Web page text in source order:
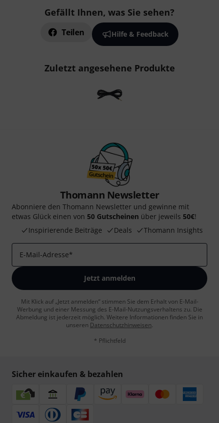
Gefällt Ihnen, was Sie sehen?
Teilen Hilfe & Feedback
Zuletzt angesehene Produkte
Thomann Newsletter
Abonniere den Thomann Newsletter und gewinne mit
etwas Glück einen von 50 Gutscheinen über jeweils 50€!
Inspirierende Beiträge
Deals Thomann Insights
E-Mail-Adresse*
Jetzt anmelden
Mit Klick auf „Jetzt anmelden“ stimmen Sie dem Erhalt von E-Mail-
Werbung und einer Messung des E-Mail-Nutzungsverhaltens zu. Die
Abmeldung ist jederzeit möglich. Weitere Informationen finden Sie in
unseren Datenschutzhinweisen.
* Pflichtfeld
Sicher einkaufen & bezahlen